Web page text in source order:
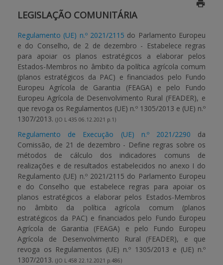
Entrar / Registar
LEGISLAÇÃO COMUNITÁRIA
Regulamento (UE) n.º 2021/2115 do Parlamento Europeu
e do Conselho, de 2 de dezembro - Estabelece regras
para apoiar os planos estratégicos a elaborar pelos
Estados-Membros no âmbito da política agrícola comum
(planos estratégicos da PAC) e financiados pelo Fundo
Europeu Agrícola de Garantia (FEAGA) e pelo Fundo
Europeu Agrícola de Desenvolvimento Rural (FEADER), e
que revoga os Regulamentos (UE) n.º 1305/2013 e (UE) n.º
1307/2013. (JO L 435 06.12.2021 p.1)
Regulamento de Execução (UE) n.º 2021/2290 da
Comissão, de 21 de dezembro - Define regras sobre os
métodos de cálculo dos indicadores comuns de
realizações e de resultados estabelecidos no anexo I do
Regulamento (UE) n.º 2021/2115 do Parlamento Europeu
e do Conselho que estabelece regras para apoiar os
planos estratégicos a elaborar pelos Estados-Membros
no âmbito da política agrícola comum (planos
estratégicos da PAC) e financiados pelo Fundo Europeu
Agrícola de Garantia (FEAGA) e pelo Fundo Europeu
Agrícola de Desenvolvimento Rural (FEADER), e que
revoga os Regulamentos (UE) n.º 1305/2013 e (UE) n.º
1307/2013. (JO L 458 22.12.2021 p.486)